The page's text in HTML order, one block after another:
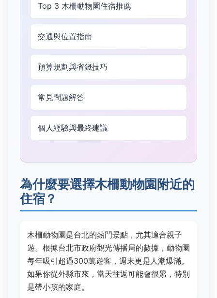
Top 3 木柵動物園住宿推薦
交通與位置指南
預算規劃與省錢技巧
常見問題解答
個人經驗與最終建議
為什麼要選擇木柵動物園附近的
住宿？
木柵動物園是台北的熱門景點，尤其適合親子
遊。根據台北市政府觀光傳播局的數據，動物園
每年吸引超過300萬遊客，週末更是人潮爆滿。
如果你從外縣市來，當天往返可能會很累，特別
是帶小孩的家庭。